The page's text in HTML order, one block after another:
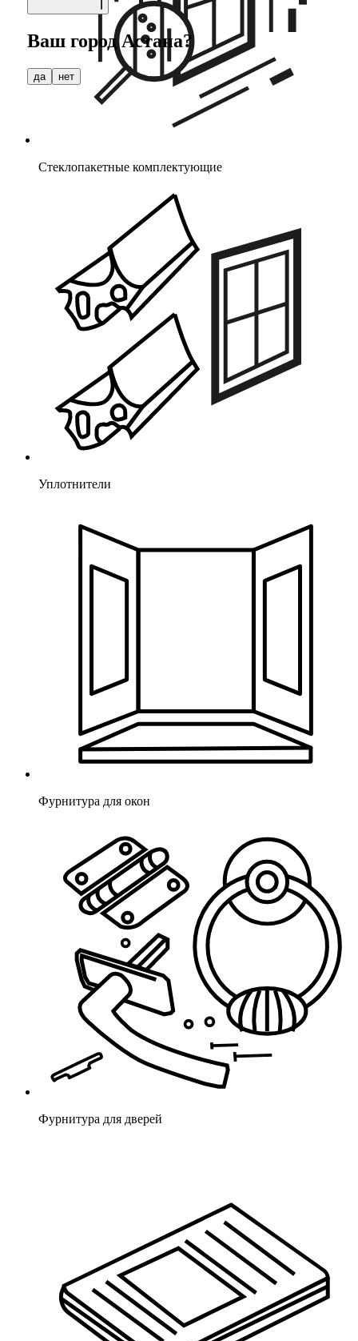
Стеклопакетные комплектующие
Уплотнители
Фурнитура для окон
Фурнитура для дверей
Ваш городАстана?
да нет